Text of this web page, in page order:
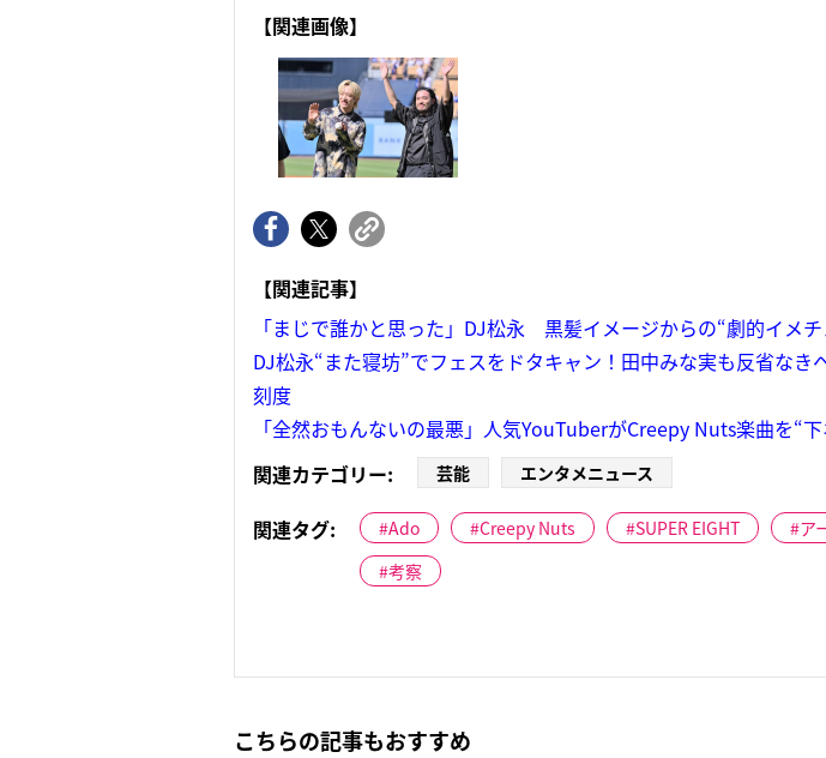
【関連画像】
【関連記事】
「まじで誰かと思った」DJ松永 黒髪イメージからの“劇的イメ
DJ松永“また寝坊”でフェスをドタキャン！田中みな実も反省な
刻度
「全然おもんないの最悪」人気YouTuberがCreepy Nuts楽曲を“
関連カテゴリー:
芸能 エンタメニュース
関連タグ: Ado Creepy Nuts SUPER EIGHT ア
考察
こちらの記事もおすすめ